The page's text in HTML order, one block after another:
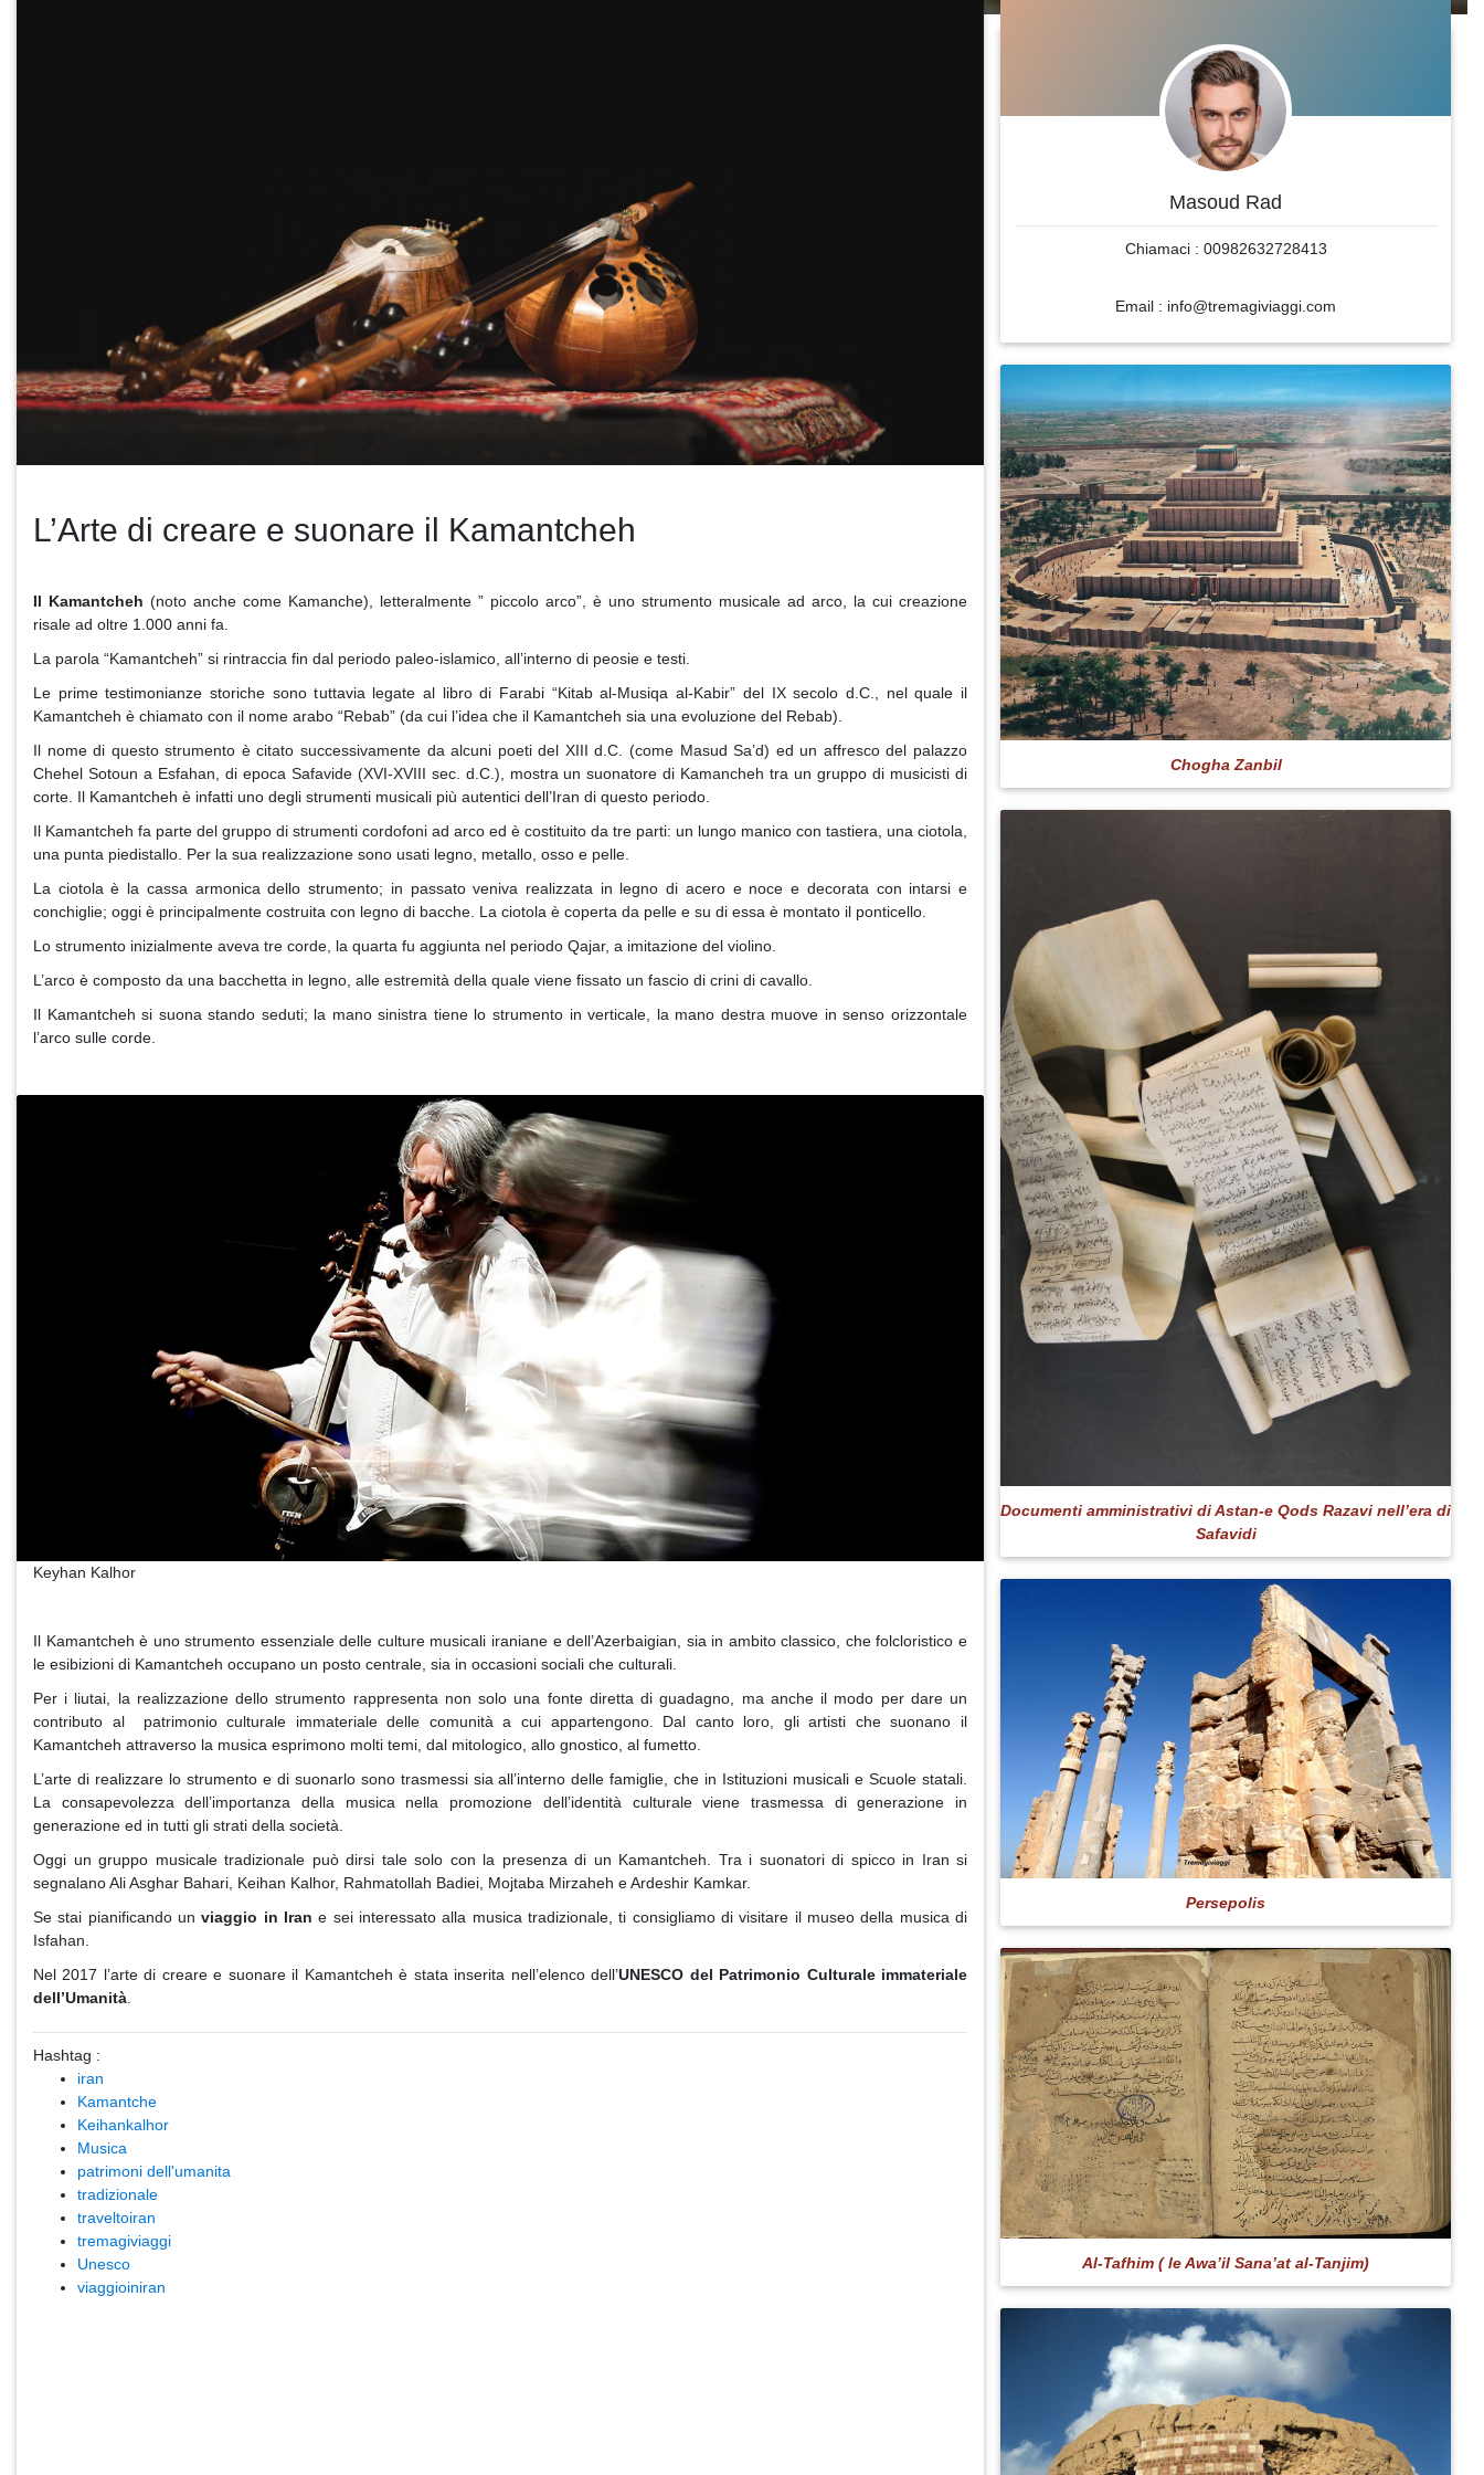
L’Arte di creare e suonare il Kamantcheh
Il Kamantcheh (noto anche come Kamanche), letteralmente ” piccolo arco”, è uno strumento musicale ad arco, la cui creazione
risale ad oltre 1.000 anni fa.
La parola “Kamantcheh” si rintraccia fin dal periodo paleo-islamico, all’interno di peosie e testi.
Le prime testimonianze storiche sono tuttavia legate al libro di Farabi “Kitab al-Musiqa al-Kabir” del IX secolo d.C., nel quale il
Kamantcheh è chiamato con il nome arabo “Rebab” (da cui l’idea che il Kamantcheh sia una evoluzione del Rebab).
Il nome di questo strumento è citato successivamente da alcuni poeti del XIII d.C. (come Masud Sa’d) ed un affresco del palazzo
Chehel Sotoun a Esfahan, di epoca Safavide (XVI-XVIII sec. d.C.), mostra un suonatore di Kamancheh tra un gruppo di musicisti di
corte. Il Kamantcheh è infatti uno degli strumenti musicali più autentici dell’Iran di questo periodo.
Il Kamantcheh fa parte del gruppo di strumenti cordofoni ad arco ed è costituito da tre parti: un lungo manico con tastiera, una ciotola,
una punta piedistallo. Per la sua realizzazione sono usati legno, metallo, osso e pelle.
La ciotola è la cassa armonica dello strumento; in passato veniva realizzata in legno di acero e noce e decorata con intarsi e
conchiglie; oggi è principalmente costruita con legno di bacche. La ciotola è coperta da pelle e su di essa è montato il ponticello.
Lo strumento inizialmente aveva tre corde, la quarta fu aggiunta nel periodo Qajar, a imitazione del violino.
L’arco è composto da una bacchetta in legno, alle estremità della quale viene fissato un fascio di crini di cavallo.
Il Kamantcheh si suona stando seduti; la mano sinistra tiene lo strumento in verticale, la mano destra muove in senso orizzontale
l’arco sulle corde.
Keyhan Kalhor
Il Kamantcheh è uno strumento essenziale delle culture musicali iraniane e dell’Azerbaigian, sia in ambito classico, che folcloristico e
le esibizioni di Kamantcheh occupano un posto centrale, sia in occasioni sociali che culturali.
Per i liutai, la realizzazione dello strumento rappresenta non solo una fonte diretta di guadagno, ma anche il modo per dare un
contributo al patrimonio culturale immateriale delle comunità a cui appartengono. Dal canto loro, gli artisti che suonano il
Kamantcheh attraverso la musica esprimono molti temi, dal mitologico, allo gnostico, al fumetto.
L’arte di realizzare lo strumento e di suonarlo sono trasmessi sia all’interno delle famiglie, che in Istituzioni musicali e Scuole statali.
La consapevolezza dell’importanza della musica nella promozione dell’identità culturale viene trasmessa di generazione in
generazione ed in tutti gli strati della società.
Oggi un gruppo musicale tradizionale può dirsi tale solo con la presenza di un Kamantcheh. Tra i suonatori di spicco in Iran si
segnalano Ali Asghar Bahari, Keihan Kalhor, Rahmatollah Badiei, Mojtaba Mirzaheh e Ardeshir Kamkar.
Se stai pianificando un viaggio in Iran e sei interessato alla musica tradizionale, ti consigliamo di visitare il museo della musica di
Isfahan.
Nel 2017 l’arte di creare e suonare il Kamantcheh è stata inserita nell’elenco dell’UNESCO del Patrimonio Culturale immateriale
dell’Umanità
Hashtag :
iran
Kamantche
Keihankalhor
Musica
patrimoni dell'umanita
tradizionale
traveltoiran
tremagiviaggi
Unesco
viaggioiniran
Masoud Rad
Chiamaci : 00982632728413
Email : info@tremagiviaggi.com
Chogha Zanbil
Documenti amministrativi di Astan-e Qods Razavi nell’era di
Safavidi
Persepolis
Al-Tafhim ( le Awa’il Sana’at al-Tanjim)